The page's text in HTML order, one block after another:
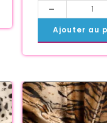
-
Ajouter au